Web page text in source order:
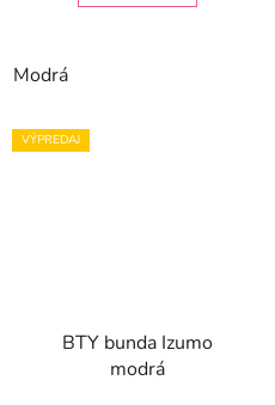
Modrá
VÝPREDAJ
BTY bunda Izumo
modrá